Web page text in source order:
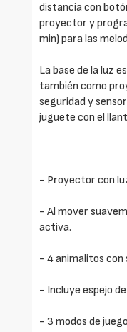
distancia con
proyector y
min) para las
La base de la luz
también como
seguridad y
juguete con el
- Proyector con
- Al mover
activa.
- 4 animalitos
- Incluye espejo
- 3 modos de